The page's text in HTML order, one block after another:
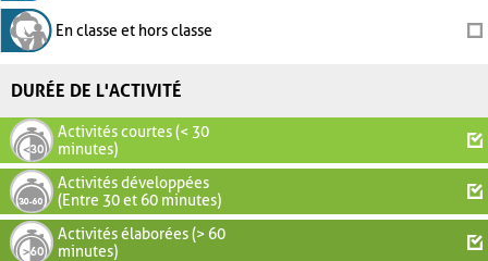
En classe et hors classe
DURÉE DE L'ACTIVITÉ
Activités courtes (< 30
minutes)
Activités développées
(Entre 30 et 60 minutes)
Activités élaborées (> 60
minutes)